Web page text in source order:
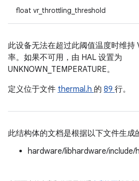
float vr_throttling_threshold
此设备无法在超过此阈值温度时维持
率。如果不可用，由 HAL 设置为
UNKNOWN_TEMPERATURE。
定义位于文件 thermal.h 的 89 行。
此结构体的文档是根据以下文件生成
hardware/libhardware/include/